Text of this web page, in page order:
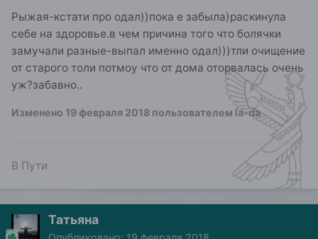
Рыжая-кстати про одал))пока е забыла)раскинула
себе на здоровье.в чем причина того что болячки
замучали разные-выпал именно одал)))тли очищение
от старого толи потмоу что от дома оторвалась очень
уж?забавно..
Изменено 19 февраля 2018 пользователем la-da
В Пути
Татьяна